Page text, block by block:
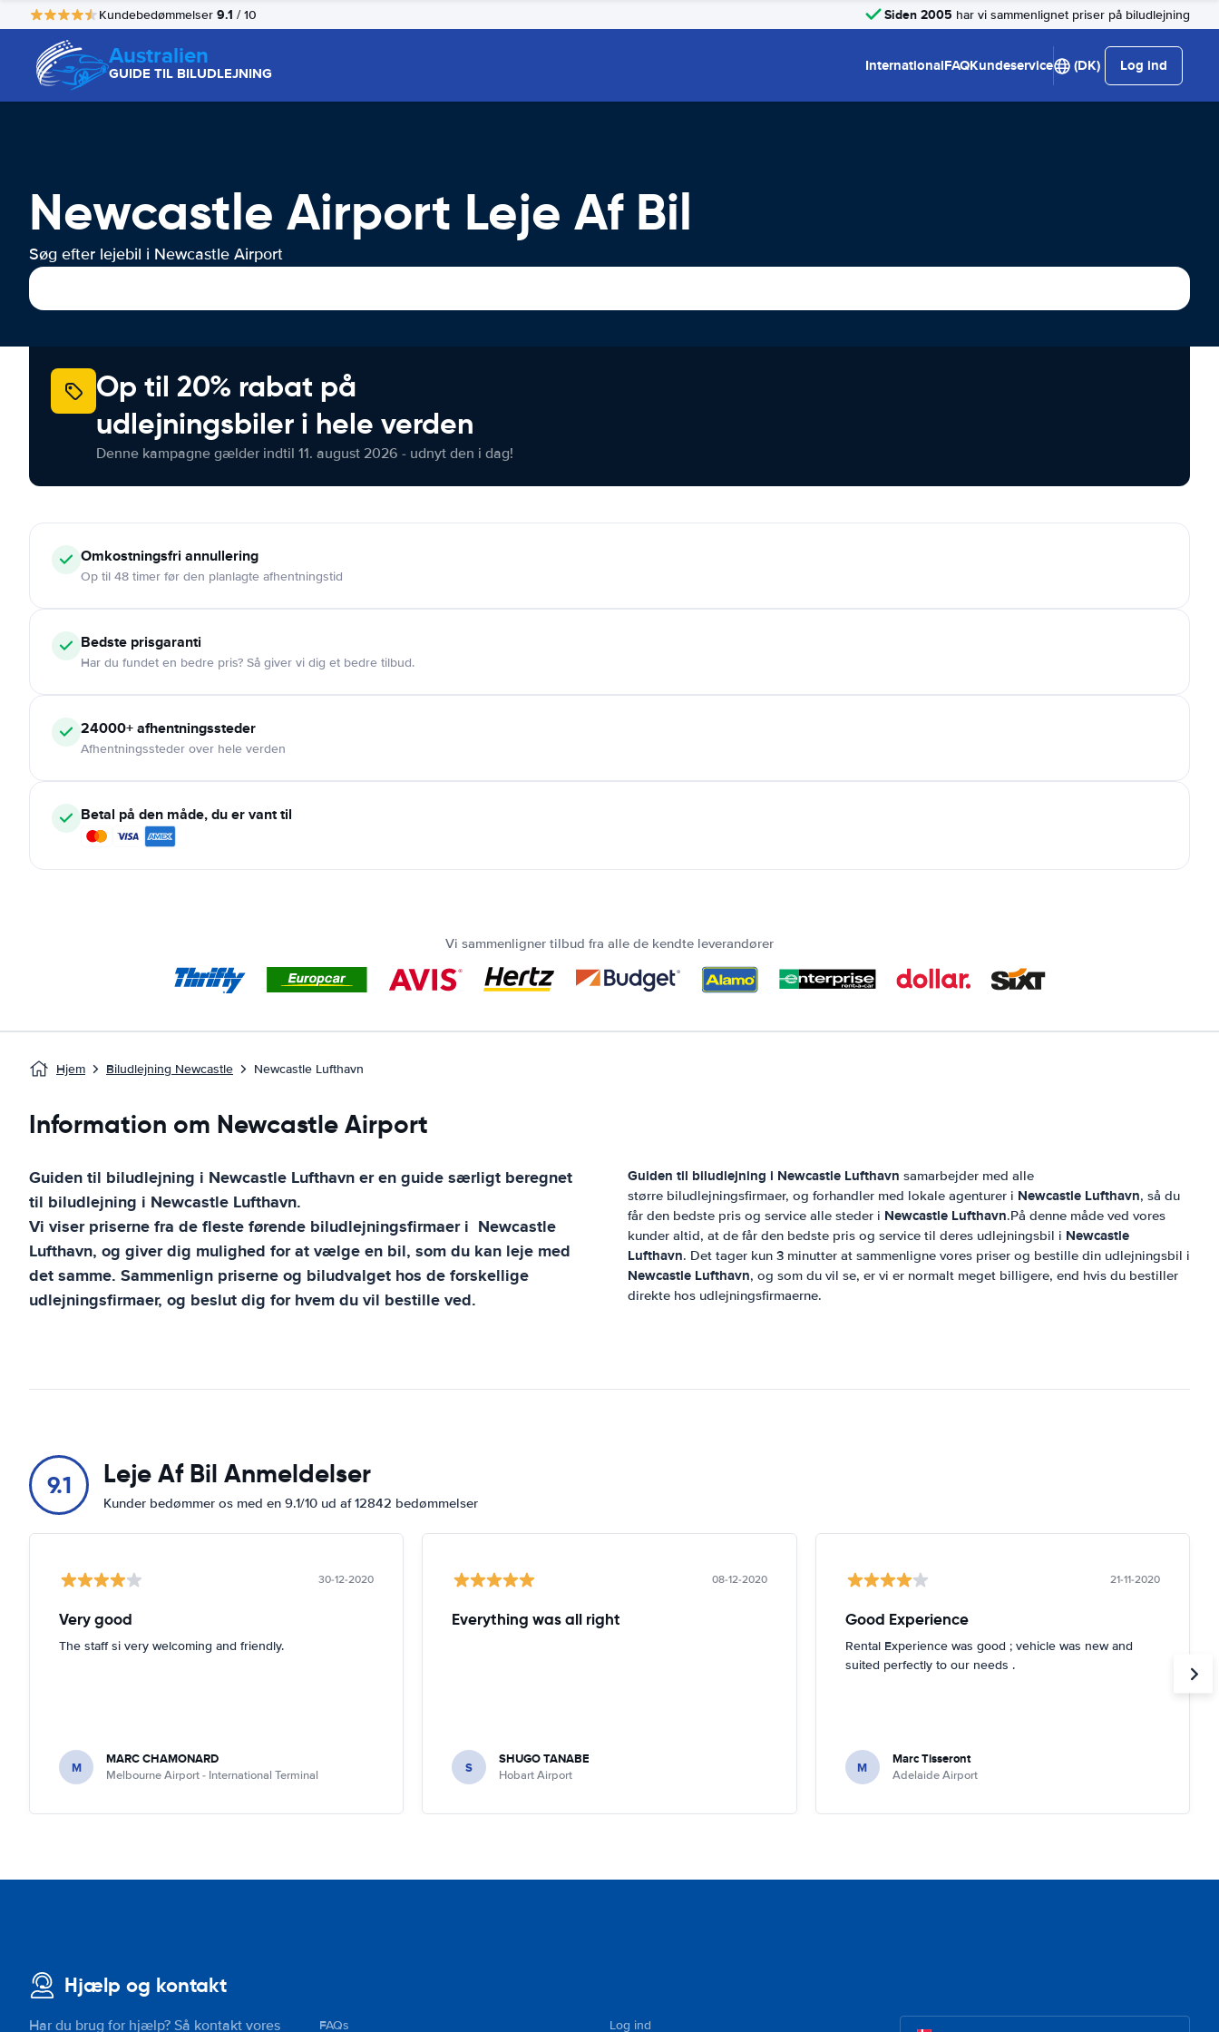
Kundebedømmelser 9.1 / 10 Siden 2005 har vi sammenlignet priser på biludlejning
Australien
GUIDE TIL BILUDLEJNING InternationalFAQKundeservice (DK) Log ind
Newcastle Airport Leje Af Bil
Søg efter lejebil i Newcastle Airport
Op til 20% rabat på
udlejningsbiler i hele verden
Denne kampagne gælder indtil 11. august 2026 - udnyt den i dag!
Omkostningsfri annullering
Op til 48 timer før den planlagte afhentningstid
Bedste prisgaranti
Har du fundet en bedre pris? Så giver vi dig et bedre tilbud.
24000+afhentningssteder
Afhentningssteder over hele verden
Betal på den måde, du er vant til
Vi sammenligner tilbud fra alle de kendte leverandører
Hjem Biludlejning Newcastle Newcastle Lufthavn
Information om Newcastle Airport
Guiden til biludlejning i Newcastle Lufthavner en guide særligt beregnet
til biludlejning i Newcastle Lufthavn.
Vi viser priserne fra de fleste førende biludlejningsfirmaer i Newcastle
Lufthavn, og giver dig mulighed for at vælge en bil, som du kan leje med
det samme. Sammenlign priserne og biludvalget hos de forskellige
udlejningsfirmaer, og beslut dig for hvem du vil bestille ved.
Guiden til biludlejning i Newcastle Lufthavn samarbejder med alle
større biludlejningsfirmaer, og forhandler med lokale agenturer i Newcastle Lufthavn, så du
får den bedste pris og service alle steder i Newcastle Lufthavn.På denne måde ved vores
kunder altid, at de får den bedste pris og service til deres udlejningsbil i Newcastle
Lufthavn. Det tager kun 3 minutter at sammenligne vores priser og bestille din udlejningsbil i
Newcastle Lufthavn, og som du vil se, er vi er normalt meget billigere, end hvis du bestiller
direkte hos udlejningsfirmaerne.
9.1 Leje Af Bil Anmeldelser
Kunder bedømmer os med en 9.1/10 ud af 12842 bedømmelser
30-12-2020
Very good
The staff si very welcoming and friendly.
M MARC CHAMONARD
Melbourne Airport - International Terminal
08-12-2020
Everything was all right
S SHUGO TANABE
Hobart Airport
21-11-2020
Good Experience
Rental Experience was good ; vehicle was new and
suited perfectly to our needs .
M Marc Tisseront
Adelaide Airport
Hjælp og kontakt
Har du brug for hjælp? Så kontakt vores FAQs Log ind